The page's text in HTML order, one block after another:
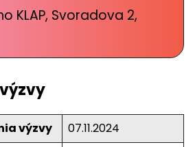
KLAP, Svoradova 2,
výzvy
07.11.2024